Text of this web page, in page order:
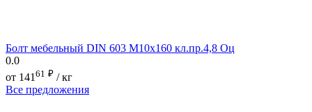
Болт мебельный DIN 603 М10х160 кл.пр.4,8 Оц
0.0
от 141 61 ₽ / кг
Все предложения